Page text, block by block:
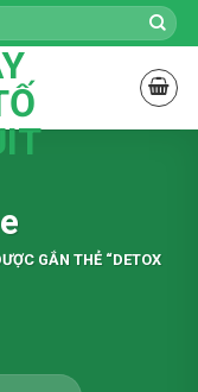
GẮN THẺ “DETOX